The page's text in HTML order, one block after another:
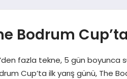
Bodrum
fazla tekne, 5 gün boyunca
Cup’ta ilk yarış günü, The